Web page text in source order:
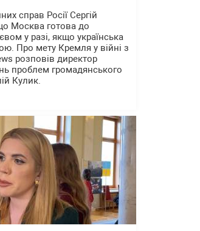
справ Росії Сергій
Москва готова до
у разі, якщо українська
Про мету Кремля у війні з
розповів директор
проблем громадянського
Кулик.